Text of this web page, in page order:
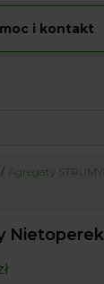
i kontakt
Agregaty